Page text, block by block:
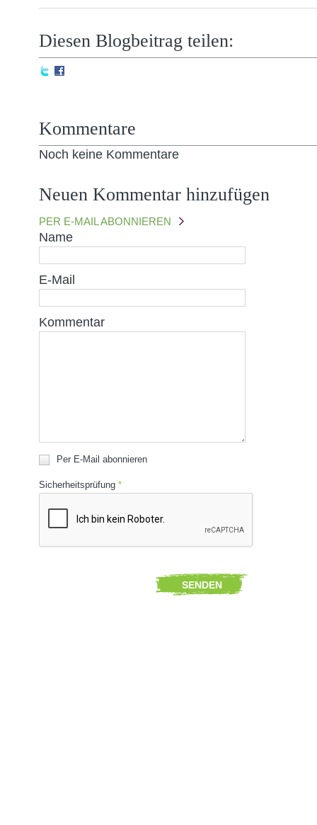
Diesen Blogbeitrag teilen:
Kommentare
Noch keine Kommentare
Neuen Kommentar hinzufügen
PER E-MAIL ABONNIEREN
Name
E-Mail
Kommentar
Per E-Mail abonnieren
Sicherheitsprüfung *